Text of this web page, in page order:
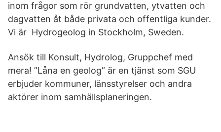
inom frågor som rör grundvatten, ytvatten och
dagvatten åt både privata och offentliga kunder.
Vi är Hydrogeolog in Stockholm, Sweden.
Ansök till Konsult, Hydrolog, Gruppchef med
mera! ”Låna en geolog” är en tjänst som SGU
erbjuder kommuner, länsstyrelser och andra
aktörer inom samhällsplaneringen.